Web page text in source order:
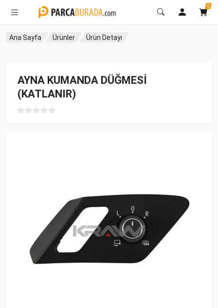
0
Ana Sayfa Ürünler Ürün Detayı
AYNA KUMANDA DÜĞMESİ
(KATLANIR)